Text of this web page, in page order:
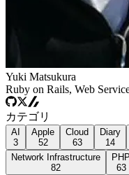
Yuki Matsukura
Ruby on Rails, Web
カテゴリ
AI
3
Apple
52
Cloud
63
Diary
14
Network Infrastructure
82
PHP
63